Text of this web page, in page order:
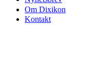
Om Dixikon
Kontakt